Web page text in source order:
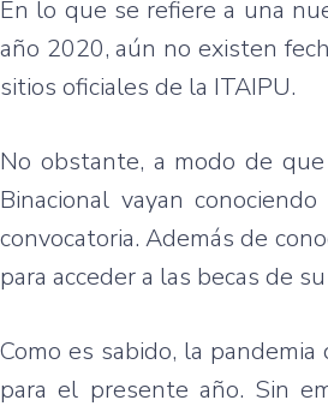
En lo que se refiere a una
año 2020, aún no existen
sitios oficiales de la ITAIPU.
No obstante, a modo de
Binacional vayan
convocatoria. Además de
para acceder a las becas de
Como es sabido, la
para el presente año. Sin